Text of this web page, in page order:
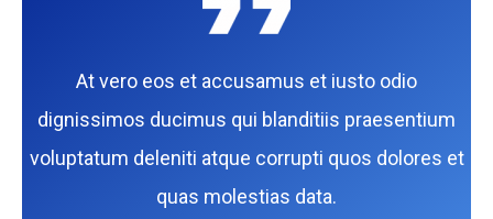
At vero eos et accusamus et iusto odio
dignissimos ducimus qui blanditiis praesentium
voluptatum deleniti atque corrupti quos dolores et
quas molestias data.